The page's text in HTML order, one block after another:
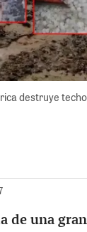
destruye
de una